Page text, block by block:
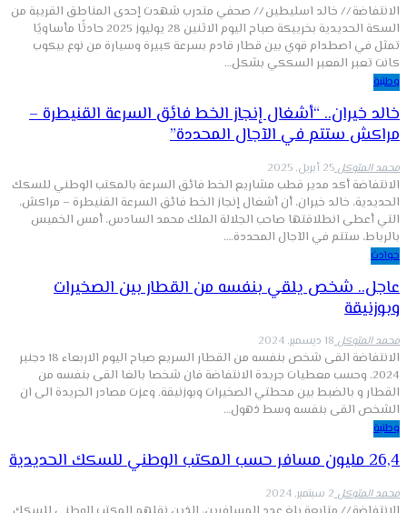
الانتفاضة // خالد اسليطين // صحفي متدرب شهدت إحدى المناطق القريبة من
السكة الحديدية بخريبكة صباح اليوم الاثنين 28 يوليوز 2025 حادثًا مأساويًا
تمثل في اصطدام قوي بين قطار قادم بسرعة كبيرة وسيارة من نوع بيكوب
كانت تعبر المعبر السككي بشكل…
وطنية
خالد خيران.. “أشغال إنجاز الخط فائق السرعة القنيطرة –
مراكش ستتم في الآجال المحددة”
محمد المتوكل25 أبريل, 2025
الانتفاضة أكد مدير قطب مشاريع الخط فائق السرعة بالمكتب الوطني للسكك
الحديدية، خالد خيران، أن أشغال إنجاز الخط فائق السرعة القنيطرة – مراكش،
التي أعطى انطلاقتها صاحب الجلالة الملك محمد السادس، أمس الخميس
بالرباط، ستتم في الآجال المحددة.…
حوادث
عاجل.. شخص يلقي بنفسه من القطار بين الصخيرات
وبوزنيقة
محمد المتوكل18 ديسمبر, 2024
الانتفاضة القى شخص بنفسه من القطار السريع صباح اليوم الاربعاء 18 دجنبر
2024. وحسب معطيات جريدة الانتفاضة فان شخصا بالغا القى بنفسه من
القطار و بالضبط بين محطتي الصخيرات وبوزنيقة. وعزت مصادر الجريدة الى ان
الشخص القى بنفسه وسط ذهول…
وطنية
26,4 مليون مسافر حسب المكتب الوطني للسكك الحديدية
محمد المتوكل2 سبتمبر, 2024